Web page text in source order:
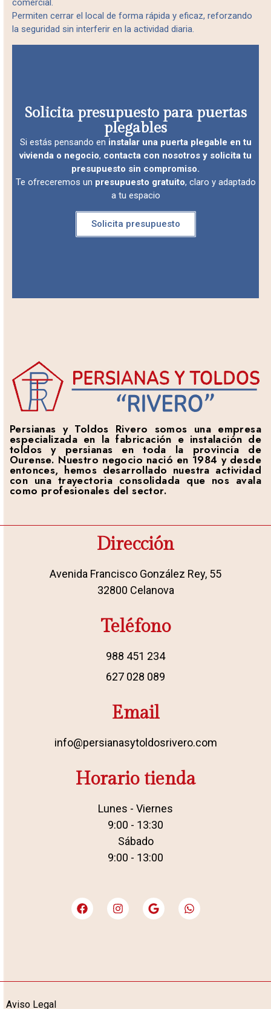
comercial.
Permiten cerrar el local de forma rápida y eficaz, reforzando
la seguridad sin interferir en la actividad diaria.
Solicita presupuesto para puertas
plegables
Si estás pensando en instalar una puerta plegable en tu
vivienda o negocio, contacta con nosotros y solicita tu
presupuesto sin compromiso.
Te ofreceremos un presupuesto gratuito, claro y adaptado
a tu espacio
Solicita presupuesto
Persianas y Toldos Rivero somos una empresa
especializada en la fabricación e instalación de
toldos y persianas en toda la provincia de
Ourense. Nuestro negocio nació en 1984 y desde
entonces, hemos desarrollado nuestra actividad
con una trayectoria consolidada que nos avala
como profesionales del sector.
Dirección
Avenida Francisco González Rey, 55
32800 Celanova
Teléfono
988 451 234
627 028 089
Email
info@persianasytoldosrivero.com
Horario tienda
Lunes - Viernes
9:00 - 13:30
Sábado
9:00 - 13:00
Aviso Legal